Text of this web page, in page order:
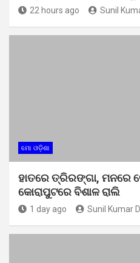
22 hours ago Sunil
ମୋ ଓଡ଼ିଶା
ହାତରେ ତ୍ରିରଙ୍ଗା, ମନରେ
କୋରାପୁଟରେ ବିଶାଳ ରାଲି
1 day ago Sunil Kumar